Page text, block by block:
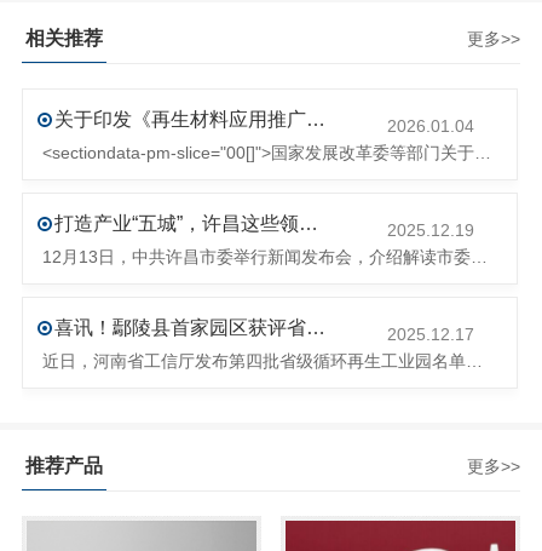
相关推荐 更多>>
关于印发《再生材料应用推广行动方案》的通知(发改环资〔2025〕1681号)
2026.01.04
打造产业“五城”，许昌这些领域将迎来大发展！
2025.12.19
喜讯！鄢陵县首家园区获评省级循环再生工业园
2025.12.17
推荐产品 更多>>